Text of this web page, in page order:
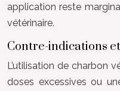
application reste
vétérinaire.
Contre-indications
L’utilisation de charbon
doses excessives ou